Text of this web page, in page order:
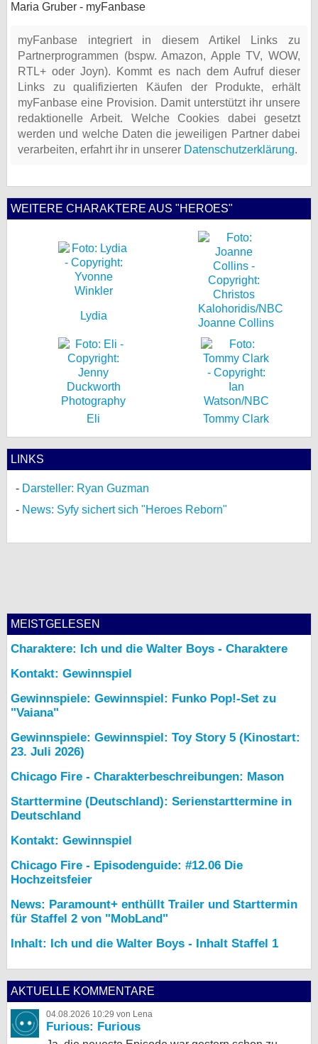
Maria Gruber - myFanbase
myFanbase integriert in diesem Artikel Links zu
Partnerprogrammen (bspw. Amazon, Apple TV, WOW,
RTL+ oder Joyn). Kommt es nach dem Aufruf dieser
Links zu qualifizierten Käufen der Produkte, erhält
myFanbase eine Provision. Damit unterstützt ihr unsere
redaktionelle Arbeit. Welche Cookies dabei gesetzt
werden und welche Daten die jeweiligen Partner dabei
verarbeiten, erfahrt ihr in unserer Datenschutzerklärung.
WEITERE CHARAKTERE AUS "HEROES"
Lydia
Joanne Collins
Eli Tommy Clark
LINKS
Darsteller: Ryan Guzman
News: Syfy sichert sich "Heroes Reborn"
MEISTGELESEN
Charaktere: Ich und die Walter Boys - Charaktere
Kontakt: Gewinnspiel
Gewinnspiele: Gewinnspiel: Funko Pop!-Set zu
"Vaiana"
Gewinnspiele: Gewinnspiel: Toy Story 5 (Kinostart:
23. Juli 2026)
Chicago Fire - Charakterbeschreibungen: Mason
Starttermine (Deutschland): Serienstarttermine in
Deutschland
Kontakt: Gewinnspiel
Chicago Fire - Episodenguide: #12.06 Die
Hochzeitsfeier
News: Paramount+ enthüllt Trailer und Starttermin
für Staffel 2 von "MobLand"
Inhalt: Ich und die Walter Boys - Inhalt Staffel 1
AKTUELLE KOMMENTARE
04.08.2026 10:29 von Lena
Furious: Furious